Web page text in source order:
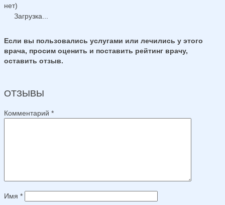
нет)
Загрузка...
Если вы пользовались услугами или лечились у этого
врача, просим оценить и поставить рейтинг врачу,
оставить отзыв.
ОТЗЫВЫ
Комментарий *
Имя *